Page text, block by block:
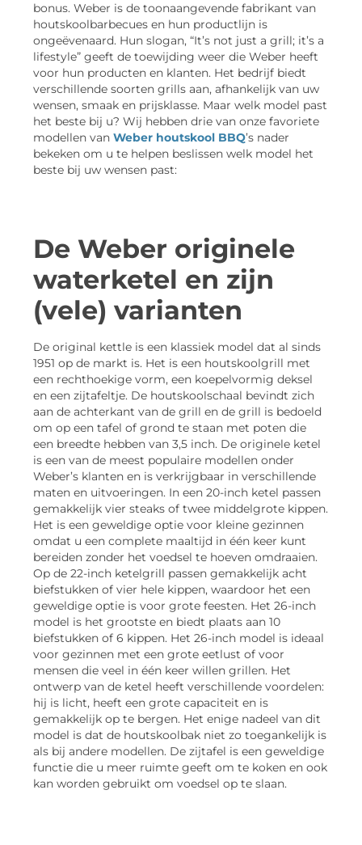
bonus. Weber is de toonaangevende fabrikant van
houtskoolbarbecues en hun productlijn is
ongeëvenaard. Hun slogan, “It’s not just a grill; it’s a
lifestyle” geeft de toewijding weer die Weber heeft
voor hun producten en klanten. Het bedrijf biedt
verschillende soorten grills aan, afhankelijk van uw
wensen, smaak en prijsklasse. Maar welk model past
het beste bij u? Wij hebben drie van onze favoriete
modellen van Weber houtskool BBQ’s nader
bekeken om u te helpen beslissen welk model het
beste bij uw wensen past:
De Weber originele
waterketel en zijn
(vele) varianten
De original kettle is een klassiek model dat al sinds
1951 op de markt is. Het is een houtskoolgrill met
een rechthoekige vorm, een koepelvormig deksel
en een zijtafeltje. De houtskoolschaal bevindt zich
aan de achterkant van de grill en de grill is bedoeld
om op een tafel of grond te staan met poten die
een breedte hebben van 3,5 inch. De originele ketel
is een van de meest populaire modellen onder
Weber’s klanten en is verkrijgbaar in verschillende
maten en uitvoeringen. In een 20-inch ketel passen
gemakkelijk vier steaks of twee middelgrote kippen.
Het is een geweldige optie voor kleine gezinnen
omdat u een complete maaltijd in één keer kunt
bereiden zonder het voedsel te hoeven omdraaien.
Op de 22-inch ketelgrill passen gemakkelijk acht
biefstukken of vier hele kippen, waardoor het een
geweldige optie is voor grote feesten. Het 26-inch
model is het grootste en biedt plaats aan 10
biefstukken of 6 kippen. Het 26-inch model is ideaal
voor gezinnen met een grote eetlust of voor
mensen die veel in één keer willen grillen. Het
ontwerp van de ketel heeft verschillende voordelen:
hij is licht, heeft een grote capaciteit en is
gemakkelijk op te bergen. Het enige nadeel van dit
model is dat de houtskoolbak niet zo toegankelijk is
als bij andere modellen. De zijtafel is een geweldige
functie die u meer ruimte geeft om te koken en ook
kan worden gebruikt om voedsel op te slaan.